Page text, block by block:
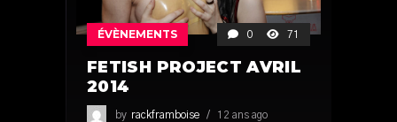
ÉVÈNEMENTS 0 71
FETISH PROJECT AVRIL
2014
by rackframboise 12 ans ago